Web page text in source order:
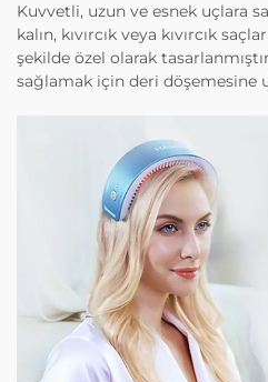
Kuvvetli, uzun ve esnek uçlara
kalın, kıvırcık veya kıvırcık
şekilde özel olarak
sağlamak için deri döşemesine